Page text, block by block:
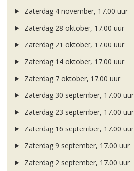
Zaterdag 4 november, 17.00 uur
Zaterdag 28 oktober, 17.00 uur
Zaterdag 21 oktober, 17.00 uur
Zaterdag 14 oktober, 17.00 uur
Zaterdag 7 oktober, 17.00 uur
Zaterdag 30 september, 17.00 uur
Zaterdag 23 september, 17.00 uur
Zaterdag 16 september, 17.00 uur
Zaterdag 9 september, 17.00 uur
Zaterdag 2 september, 17.00 uur